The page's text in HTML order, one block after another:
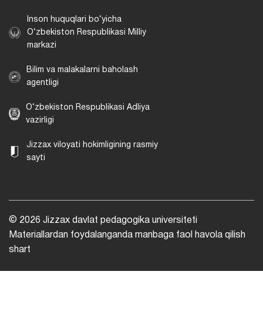
Inson huquqlari bo‘yicha
O‘zbekiston Respublikasi Milliy
markazi
Bilim va malakalarni baholash
agentligi
O‘zbekiston Respublikasi Adliya
vazirligi
Jizzax viloyati hokimligining rasmiy
sayti
© 2026 Jizzax davlat pedagogika universiteti
Materiallardan foydalanganda manbaga faol havola qilish
shart